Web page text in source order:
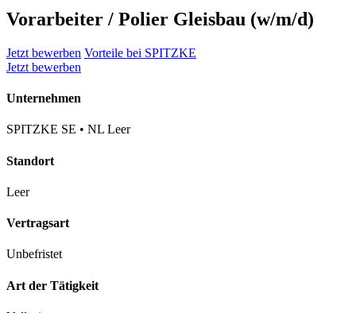
Vorarbeiter / Polier Gleisbau (w/m/d)
Jetzt bewerben Vorteile bei SPITZKE
Jetzt bewerben
Unternehmen
SPITZKE SE • NL Leer
Standort
Leer
Vertragsart
Unbefristet
Art der Tätigkeit